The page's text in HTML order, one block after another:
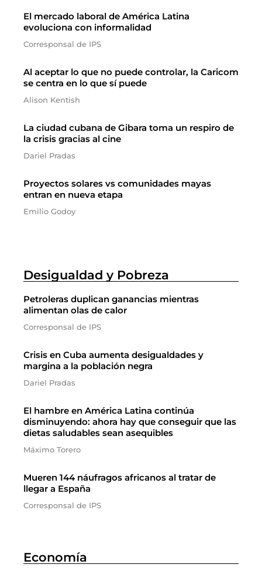
El mercado laboral de América Latina
evoluciona con informalidad
Corresponsal de IPS
Al aceptar lo que no puede controlar, la Caricom
se centra en lo que sí puede
Alison Kentish
La ciudad cubana de Gibara toma un respiro de
la crisis gracias al cine
Dariel Pradas
Proyectos solares vs comunidades mayas
entran en nueva etapa
Emilio Godoy
Desigualdad y Pobreza
Petroleras duplican ganancias mientras
alimentan olas de calor
Corresponsal de IPS
Crisis en Cuba aumenta desigualdades y
margina a la población negra
Dariel Pradas
El hambre en América Latina continúa
disminuyendo: ahora hay que conseguir que las
dietas saludables sean asequibles
Máximo Torero
Mueren 144 náufragos africanos al tratar de
llegar a España
Corresponsal de IPS
Economía